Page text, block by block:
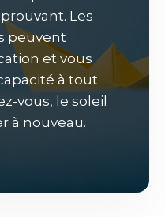
Les
peuvent
et vous
à tout
vous, le soleil
à nouveau.